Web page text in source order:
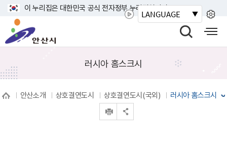
기
이 누리집은 대한민국 공식 전자정부 누리집입니다.
시
색
기
바
사
트
러시아 홈스크시
안산소개 상호결연도시 상호결연도시(국외) 러시아 홈스크시
LANGUAGE